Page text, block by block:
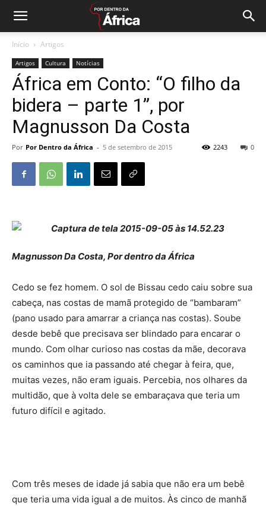
Início Artigos
Artigos Cultura Notícias
África em Conto: “O filho da
bidera – parte 1”, por
Magnusson Da Costa
Por Por Dentro da África - 5 de setembro de 2015 0
2243
Magnusson Da Costa, Por dentro da África
Cedo se fez homem. O sol de Bissau cedo caiu sobre sua
cabeça, nas costas de mamã protegido de “bambaram”
(pano usado para amarrar a criança nas costas). Soube
desde bebê que precisava ser blindado para encarar o
mundo. Com olhar curioso nas costas da mãe, decorava
os caminhos que ia passando até chegar à feira, que,
muitas vezes, não eram iguais. Percebia, nos olhares da
multidão, que à volta dele se embaraçava que teria um
futuro difícil e agitado.
Com três meses de idade já sabia que não era um bebê
que teria uma vida igual a de muitos. Às cinco de manhã